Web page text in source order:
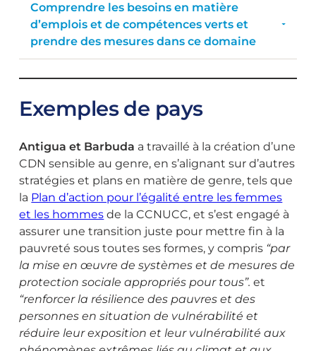
Comprendre les besoins en matière
d’emplois et de compétences verts et
prendre des mesures dans ce domaine
Exemples de pays
Antigua et Barbuda a travaillé à la création d’une
CDN sensible au genre, en s’alignant sur d’autres
stratégies et plans en matière de genre, tels que
la Plan d’action pour l’égalité entre les femmes
et les hommes de la CCNUCC, et s’est engagé à
assurer une transition juste pour mettre fin à la
pauvreté sous toutes ses formes, y compris “par
la mise en œuvre de systèmes et de mesures de
protection sociale appropriés pour tous”. et
“renforcer la résilience des pauvres et des
personnes en situation de vulnérabilité et
réduire leur exposition et leur vulnérabilité aux